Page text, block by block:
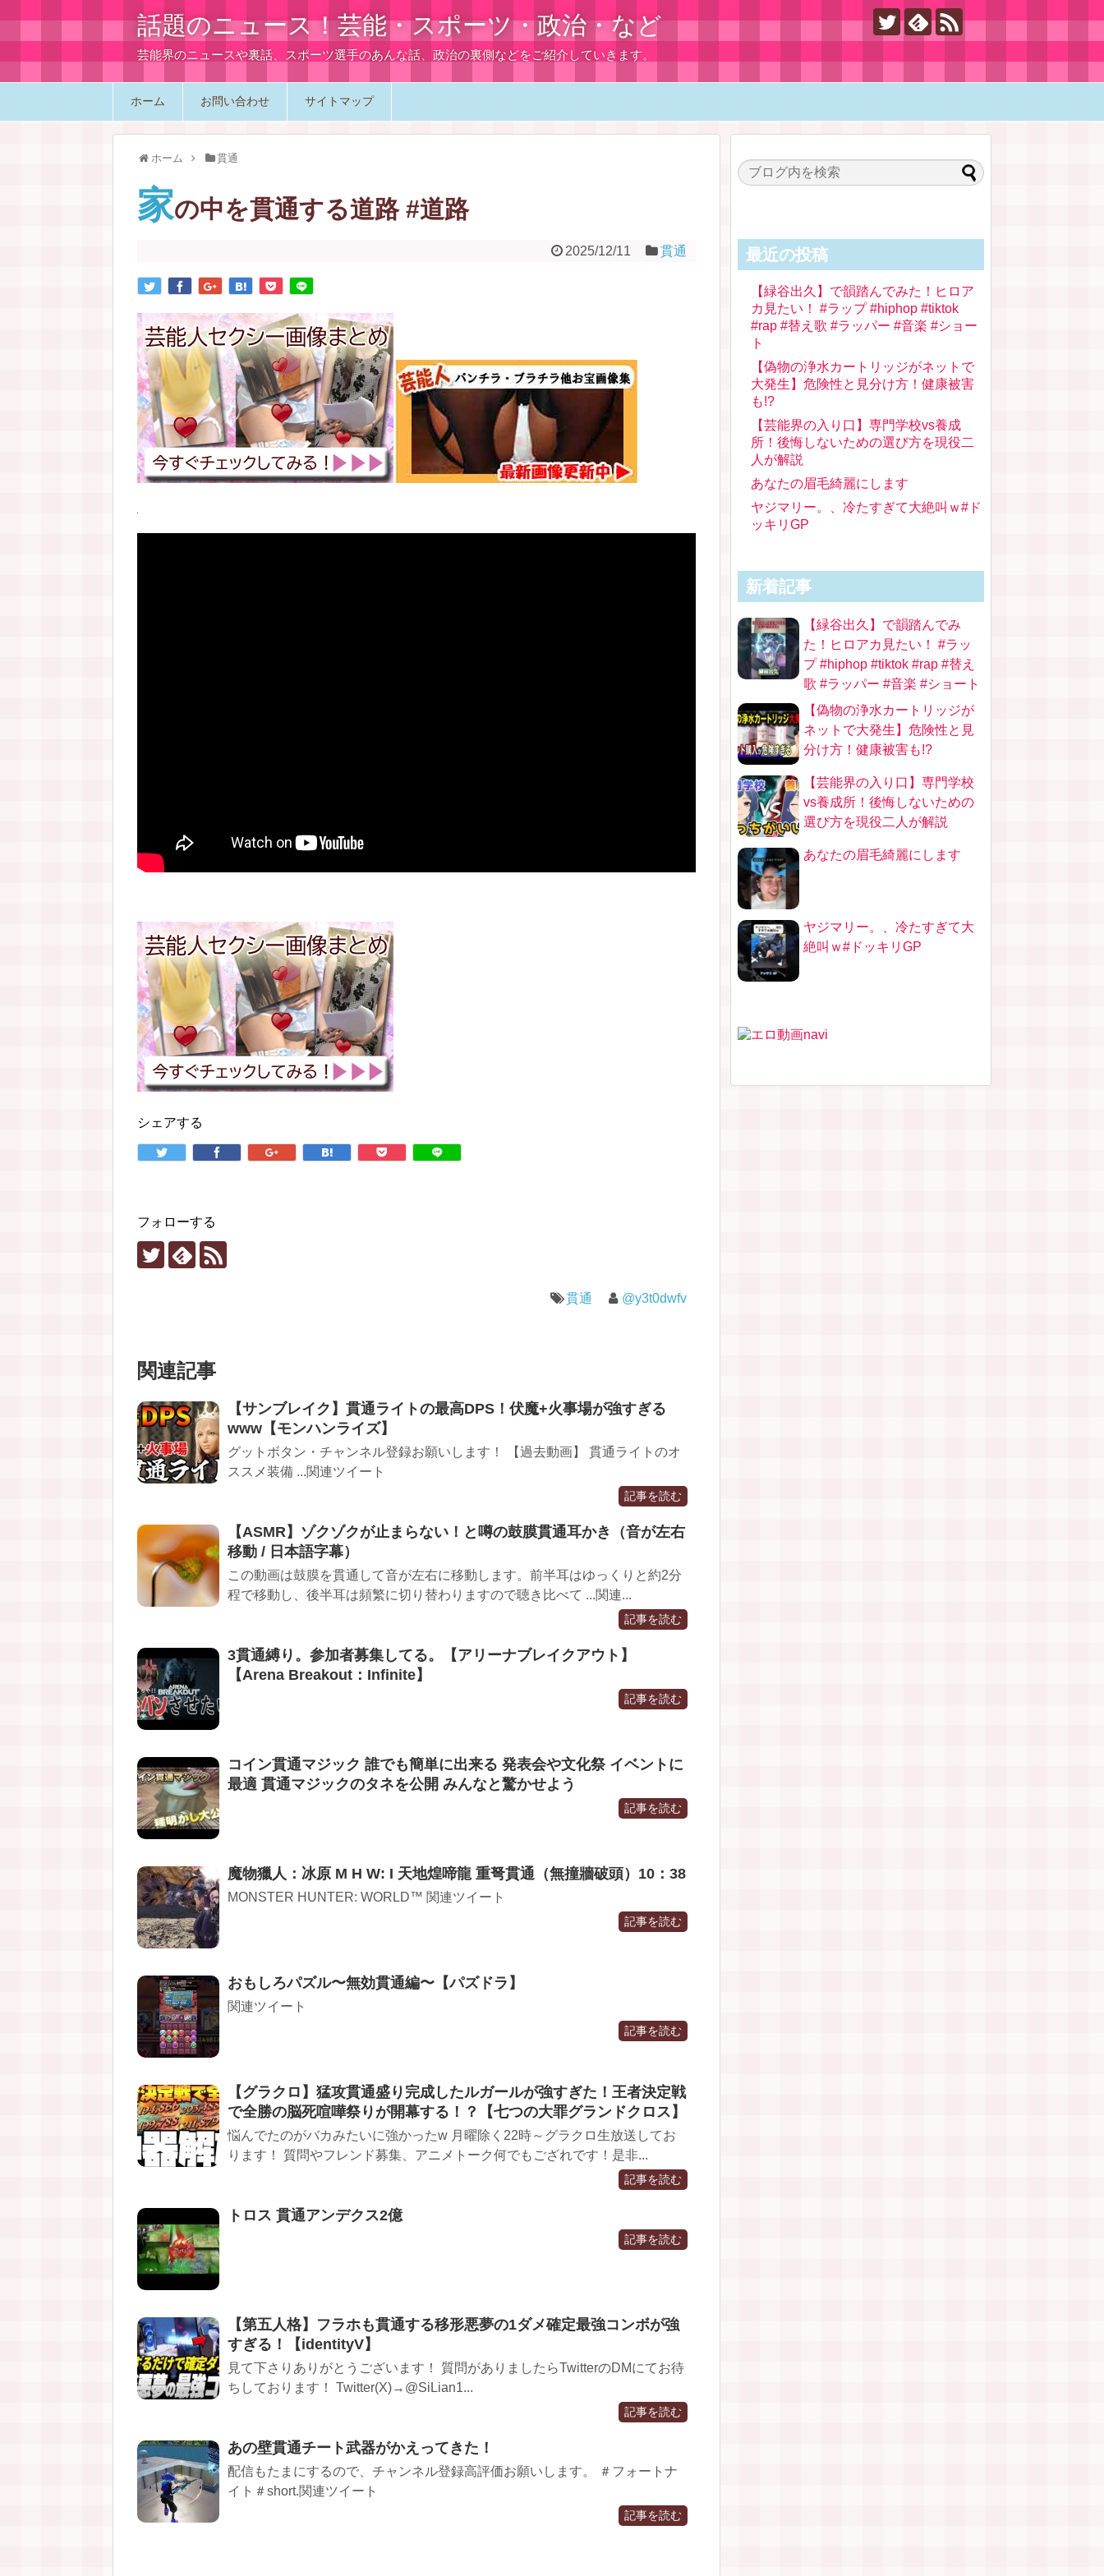
話題のニュース！芸能・スポーツ・政治・など
芸能界のニュースや裏話、スポーツ選手のあんな話、政治の裏側などをご紹介していきます。
ホーム お問い合わせ サイトマップ
ホーム 貫通
家の中を貫通する道路 #道路
2025/12/11 貫通
シェアする
フォローする
貫通 @y3t0dwfv
関連記事
【サンブレイク】貫通ライトの最高DPS！伏魔+火事場が強すぎる
www【モンハンライズ】
グットボタン・チャンネル登録お願いします！ 【過去動画】 貫通ライトのオ
ススメ装備 ...関連ツイート
記事を読む
【ASMR】ゾクゾクが止まらない！と噂の鼓膜貫通耳かき（音が左右
移動 / 日本語字幕）
この動画は鼓膜を貫通して音が左右に移動します。前半耳はゆっくりと約2分
程で移動し、後半耳は頻繁に切り替わりますので聴き比べて ...関連...
記事を読む
3貫通縛り。参加者募集してる。【アリーナブレイクアウト】
【Arena Breakout：Infinite】
記事を読む
コイン貫通マジック 誰でも簡単に出来る 発表会や文化祭 イベントに
最適 貫通マジックのタネを公開 みんなと驚かせよう
記事を読む
魔物獵人：冰原 M H W: I 天地煌啼龍 重弩貫通（無撞牆破頭）10：38
MONSTER HUNTER: WORLD™ 関連ツイート
記事を読む
おもしろパズル〜無効貫通編〜【パズドラ】
関連ツイート
記事を読む
【グラクロ】猛攻貫通盛り完成したルガールが強すぎた！王者決定戦
で全勝の脳死喧嘩祭りが開幕する！？【七つの大罪グランドクロス】
悩んでたのがバカみたいに強かったw 月曜除く22時～グラクロ生放送してお
ります！ 質問やフレンド募集、アニメトーク何でもござれです！是非...
記事を読む
トロス 貫通アンデクス2億
記事を読む
【第五人格】フラホも貫通する移形悪夢の1ダメ確定最強コンボが強
すぎる！【identityV】
見て下さりありがとうございます！ 質問がありましたらTwitterのDMにてお待
ちしております！ Twitter(X)→@SiLian1...
記事を読む
あの壁貫通チート武器がかえってきた！
配信もたまにするので、チャンネル登録高評価お願いします。 ＃フォートナ
イト＃short.関連ツイート
記事を読む
最近の投稿
【緑谷出久】で韻踏んでみた！ヒロア
カ見たい！ #ラップ #hiphop #tiktok
#rap #替え歌 #ラッパー #音楽 #ショー
ト
【偽物の浄水カートリッジがネットで
大発生】危険性と見分け方！健康被害
も!?
【芸能界の入り口】専門学校vs養成
所！後悔しないための選び方を現役二
人が解説
あなたの眉毛綺麗にします
ヤジマリー。、冷たすぎて大絶叫ｗ#ド
ッキリGP
新着記事
【緑谷出久】で韻踏んでみ
た！ヒロアカ見たい！ #ラッ
プ #hiphop #tiktok #rap #替え
歌 #ラッパー #音楽 #ショート
【偽物の浄水カートリッジが
ネットで大発生】危険性と見
分け方！健康被害も!?
【芸能界の入り口】専門学校
vs養成所！後悔しないための
選び方を現役二人が解説
あなたの眉毛綺麗にします
ヤジマリー。、冷たすぎて大
絶叫ｗ#ドッキリGP